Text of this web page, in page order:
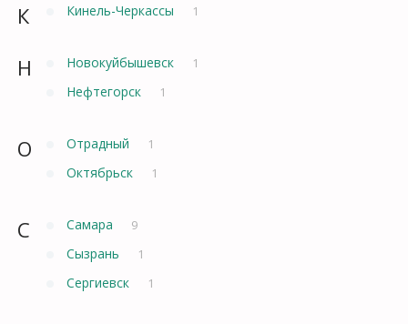
К Кинель-Черкассы 1
Н Новокуйбышевск 1
Нефтегорск 1
О Отрадный 1
Октябрьск 1
С Самара 9
Сызрань 1
Сергиевск 1